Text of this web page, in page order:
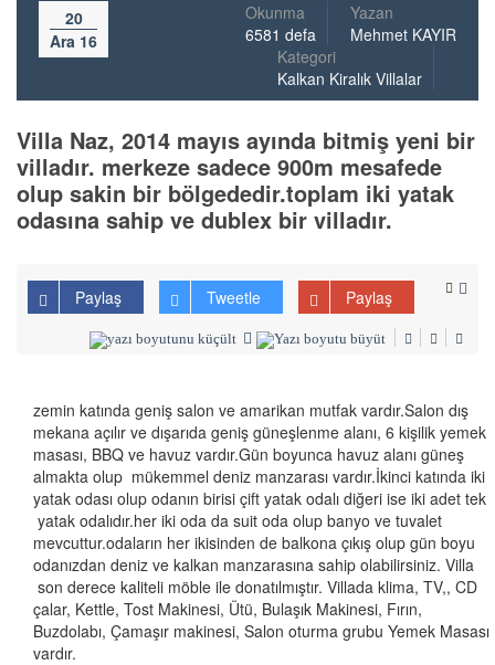
20
Ara 16
Yazan
Mehmet KAYIR
Okunma
6581 defa
Kategori
Kalkan Kiralık Villalar
Villa Naz, 2014 mayıs ayında bitmiş yeni bir
villadır. merkeze sadece 900m mesafede
olup sakin bir bölgededir.toplam iki yatak
odasına sahip ve dublex bir villadır.
Paylaş Tweetle Paylaş
zemin katında geniş salon ve amarikan mutfak vardır.Salon dış
mekana açılır ve dışarıda geniş güneşlenme alanı, 6 kişilik yemek
masası, BBQ ve havuz vardır.Gün boyunca havuz alanı güneş
almakta olup mükemmel deniz manzarası vardır.İkinci katında iki
yatak odası olup odanın birisi çift yatak odalı diğeri ise iki adet tek
yatak odalıdır.her iki oda da suit oda olup banyo ve tuvalet
mevcuttur.odaların her ikisinden de balkona çıkış olup gün boyu
odanızdan deniz ve kalkan manzarasına sahip olabilirsiniz. Villa
son derece kaliteli möble ile donatılmıştır. Villada klima, TV,, CD
çalar, Kettle, Tost Makinesi, Ütü, Bulaşık Makinesi, Fırın,
Buzdolabı, Çamaşır makinesi, Salon oturma grubu Yemek Masası
vardır.